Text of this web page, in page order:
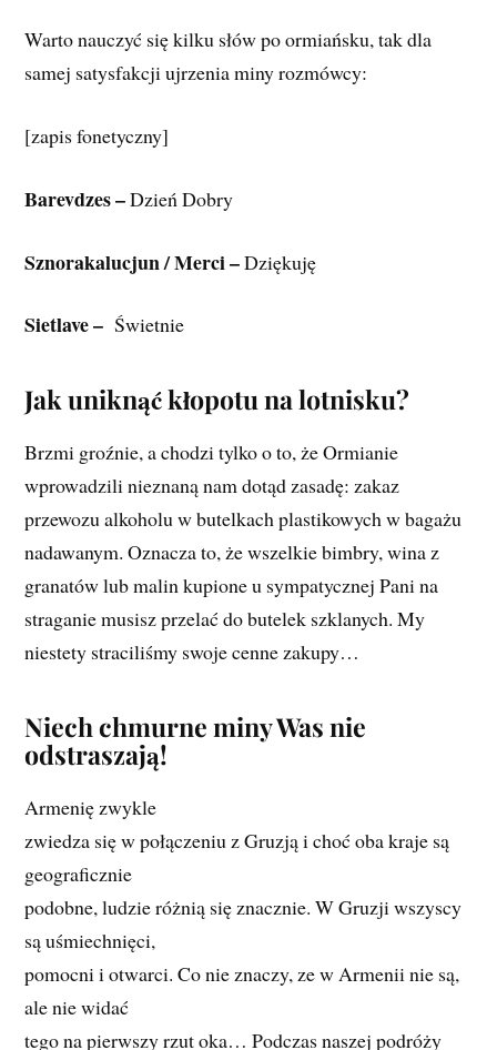
Warto nauczyć się kilku słów po ormiańsku, tak dla
samej satysfakcji ujrzenia miny rozmówcy:
[zapis fonetyczny]
Barevdzes –Dzień Dobry
Sznorakalucjun / Merci –Dziękuję
Sietlave – Świetnie
Jak uniknąć kłopotu na lotnisku?
Brzmi groźnie, a chodzi tylko o to, że Ormianie
wprowadzili nieznaną nam dotąd zasadę: zakaz
przewozu alkoholu w butelkach plastikowych w bagażu
nadawanym. Oznacza to, że wszelkie bimbry, wina z
granatów lub malin kupione u sympatycznej Pani na
straganie musisz przelać do butelek szklanych. My
niestety straciliśmy swoje cenne zakupy…
Niech chmurne miny Was nie
odstraszają!
Armenię zwykle
zwiedza się w połączeniu z Gruzją i choć oba kraje są
geograficznie
podobne, ludzie różnią się znacznie. W Gruzji wszyscy
są uśmiechnięci,
pomocni i otwarci. Co nie znaczy, ze w Armenii nie są,
ale nie widać
tego na pierwszy rzut oka… Podczas naszej podróży